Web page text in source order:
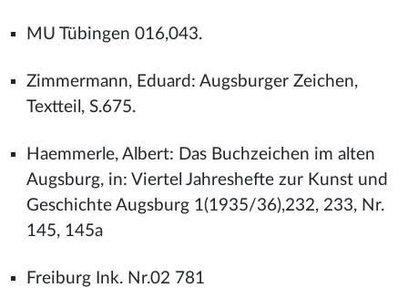
MU Tübingen 016,043.
Zimmermann, Eduard: Augsburger Zeichen,
Textteil, S.675.
Haemmerle, Albert: Das Buchzeichen im alten
Augsburg, in: Viertel Jahreshefte zur Kunst und
Geschichte Augsburg 1(1935/36),232, 233, Nr.
145, 145a
Freiburg Ink. Nr.02 781